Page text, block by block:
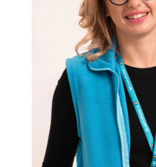
Halate medicale femei
Halate medicale barbati
Halate medicale P2 cu fluturas
Halate medicale cu nasturi
Halate medicale cu fermoar
Halate medicale polar - unisex